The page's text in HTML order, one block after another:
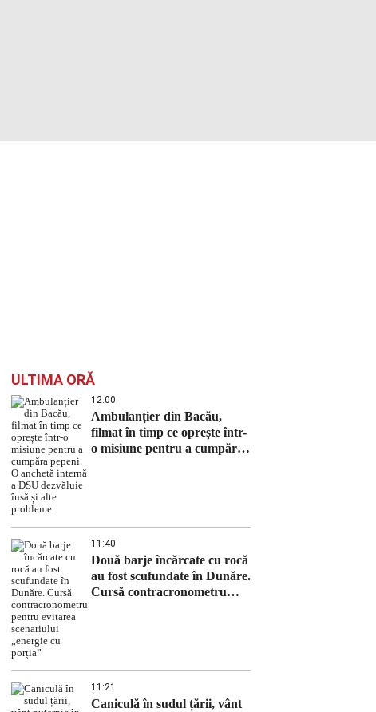
ULTIMA ORĂ
12:00
Ambulanțier din Bacău,
filmat în timp ce oprește într-
o misiune pentru a cumpăra
11:40
Două barje încărcate cu rocă
au fost scufundate în Dunăre.
Cursă contracronometru
11:21
Caniculă în sudul țării, vânt